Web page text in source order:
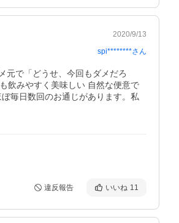
2020/9/13
spi********さん
元で「どうせ、今回もダメだろ
飲みやすく美味しい 自然な便意で
毎日数回のお通じがあります。私
違反報告 いいね 11